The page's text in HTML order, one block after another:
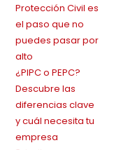
Protección Civil es
el paso que no
puedes pasar por
alto
¿PIPC o PEPC?
Descubre las
diferencias clave
y cuál necesita tu
empresa